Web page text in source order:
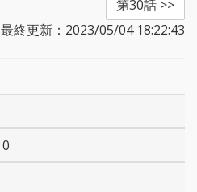
第30話 >>
最終更新：2023/05/04 18:22:43
0